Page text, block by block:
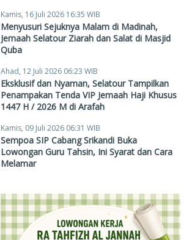
Mulai Rp38,4 Juta
Kamis, 16 Juli 2026 16:35 WIB
Menyusuri Sejuknya Malam di Madinah,
Jemaah Selatour Ziarah dan Salat di Masjid
Quba
Ahad, 12 Juli 2026 06:23 WIB
Eksklusif dan Nyaman, Selatour Tampilkan
Penampakan Tenda VIP Jemaah Haji Khusus
1447 H / 2026 M di Arafah
Kamis, 09 Juli 2026 06:31 WIB
Sempoa SIP Cabang Srikandi Buka
Lowongan Guru Tahsin, Ini Syarat dan Cara
Melamar